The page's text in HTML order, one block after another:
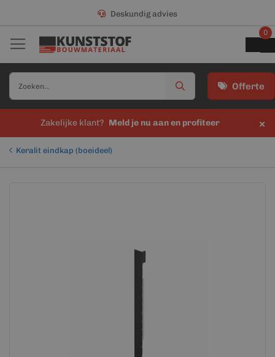
Deskundig advies
Offerte
0
Zakelijke klant? Meld je nu aan en profiteer ×
Keralit eindkap (boeideel)